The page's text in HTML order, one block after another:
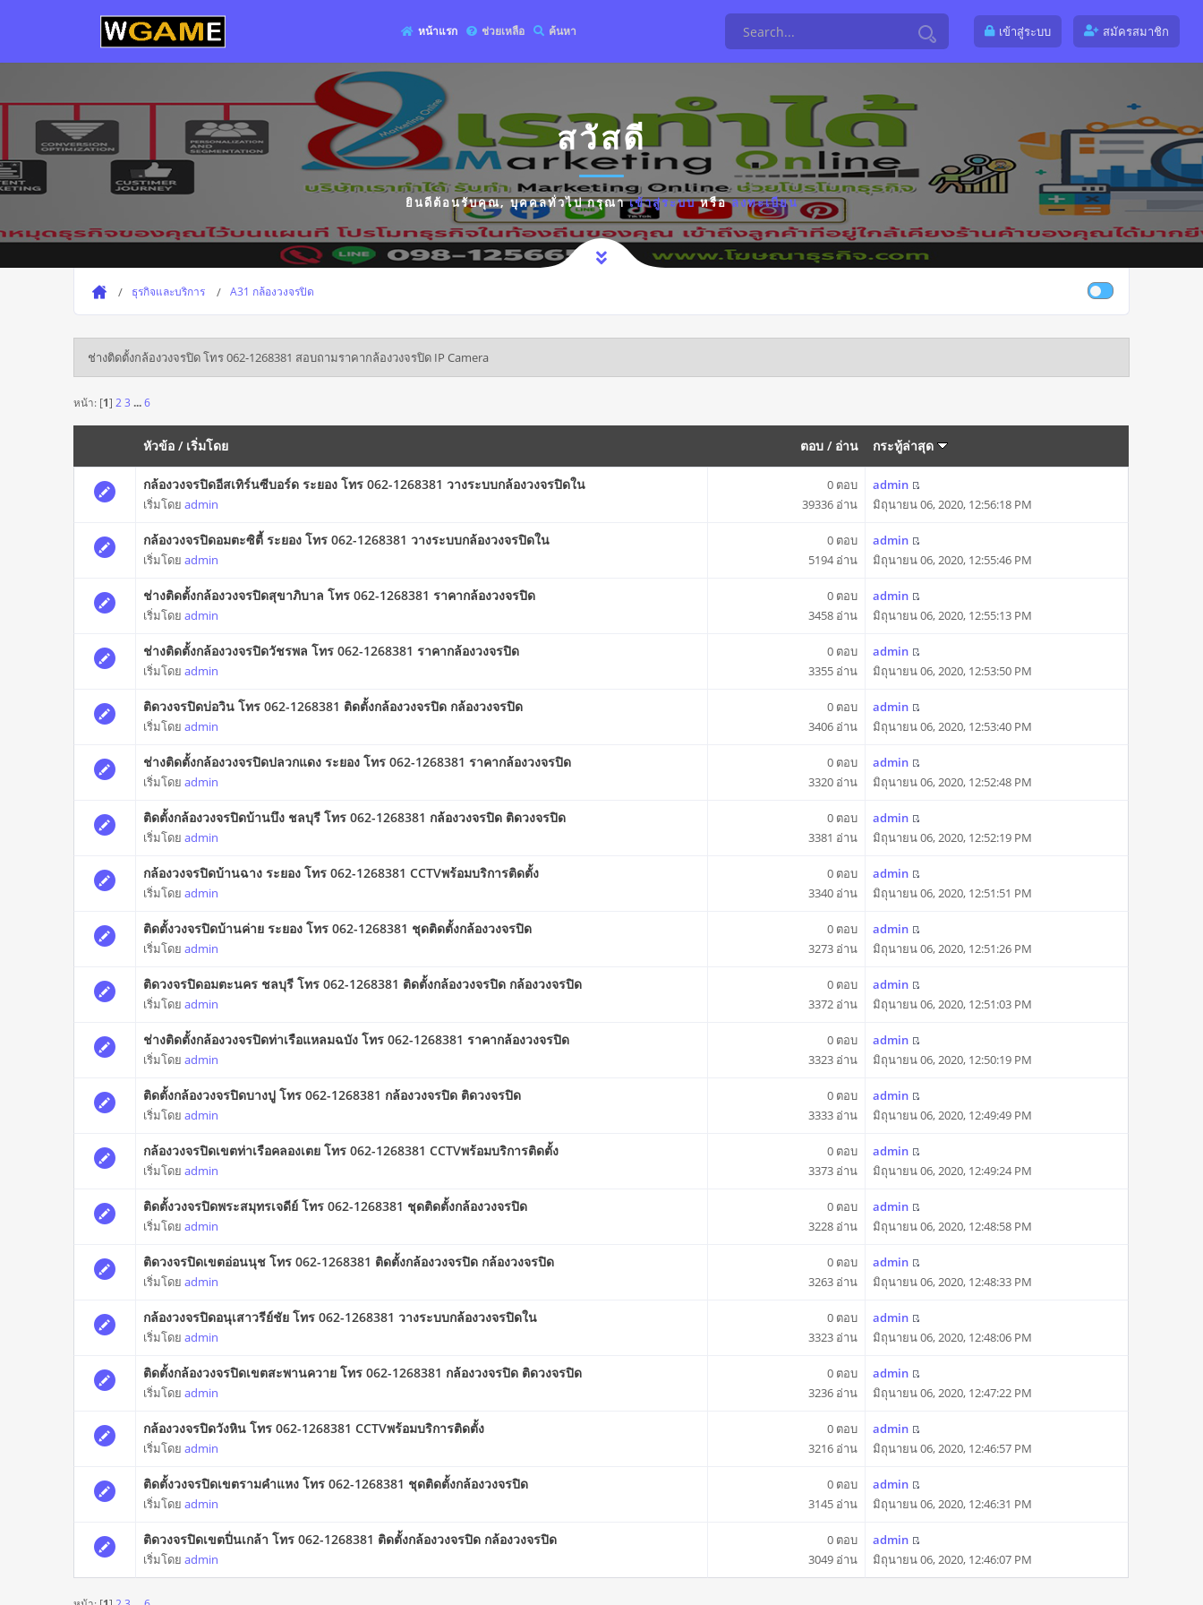
หน้าแรก ช่วยเหลือ ค้นหา เข้าสู่ระบบ สมัครสมาชิก
สวัสดี
ยินดีต้อนรับคุณ,บุคคลทั่วไปกรุณาเข้าสู่ระบบหรือลงทะเบียน
ธุรกิจและบริการ A31 กล้องวงจรปิด
ช่างติดตั้งกล้องวงจรปิด โทร 062-1268381 สอบถามราคากล้องวงจรปิด IP Camera
หน้า: [1] 2 3 ...6
หัวข้อ / เริ่มโดย ตอบ / อ่าน กระทู้ล่าสุด
กล้องวงจรปิดอีสเทิร์นซีบอร์ด ระยอง โทร 062-1268381 วางระบบกล้องวงจรปิดใน
เริ่มโดยadmin
0 ตอบ
39336 อ่าน
admin
มิถุนายน 06, 2020, 12:56:18 PM
กล้องวงจรปิดอมตะซิตี้ ระยอง โทร 062-1268381 วางระบบกล้องวงจรปิดใน
เริ่มโดยadmin
0 ตอบ
5194 อ่าน
admin
มิถุนายน 06, 2020, 12:55:46 PM
ช่างติดตั้งกล้องวงจรปิดสุขาภิบาล โทร 062-1268381 ราคากล้องวงจรปิด
เริ่มโดยadmin
0 ตอบ
3458 อ่าน
admin
มิถุนายน 06, 2020, 12:55:13 PM
ช่างติดตั้งกล้องวงจรปิดวัชรพล โทร 062-1268381 ราคากล้องวงจรปิด
เริ่มโดยadmin
0 ตอบ
3355 อ่าน
admin
มิถุนายน 06, 2020, 12:53:50 PM
ติดวงจรปิดบ่อวิน โทร 062-1268381 ติดตั้งกล้องวงจรปิด กล้องวงจรปิด
เริ่มโดยadmin
0 ตอบ
3406 อ่าน
admin
มิถุนายน 06, 2020, 12:53:40 PM
ช่างติดตั้งกล้องวงจรปิดปลวกแดง ระยอง โทร 062-1268381 ราคากล้องวงจรปิด
เริ่มโดยadmin
0 ตอบ
3320 อ่าน
admin
มิถุนายน 06, 2020, 12:52:48 PM
ติดตั้งกล้องวงจรปิดบ้านบึง ชลบุรี โทร 062-1268381 กล้องวงจรปิด ติดวงจรปิด
เริ่มโดยadmin
0 ตอบ
3381 อ่าน
admin
มิถุนายน 06, 2020, 12:52:19 PM
กล้องวงจรปิดบ้านฉาง ระยอง โทร 062-1268381 CCTVพร้อมบริการติดตั้ง
เริ่มโดยadmin
0 ตอบ
3340 อ่าน
admin
มิถุนายน 06, 2020, 12:51:51 PM
ติดตั้งวงจรปิดบ้านค่าย ระยอง โทร 062-1268381 ชุดติดตั้งกล้องวงจรปิด
เริ่มโดยadmin
0 ตอบ
3273 อ่าน
admin
มิถุนายน 06, 2020, 12:51:26 PM
ติดวงจรปิดอมตะนคร ชลบุรี โทร 062-1268381 ติดตั้งกล้องวงจรปิด กล้องวงจรปิด
เริ่มโดยadmin
0 ตอบ
3372 อ่าน
admin
มิถุนายน 06, 2020, 12:51:03 PM
ช่างติดตั้งกล้องวงจรปิดท่าเรือแหลมฉบัง โทร 062-1268381 ราคากล้องวงจรปิด
เริ่มโดยadmin
0 ตอบ
3323 อ่าน
admin
มิถุนายน 06, 2020, 12:50:19 PM
ติดตั้งกล้องวงจรปิดบางปู โทร 062-1268381 กล้องวงจรปิด ติดวงจรปิด
เริ่มโดยadmin
0 ตอบ
3333 อ่าน
admin
มิถุนายน 06, 2020, 12:49:49 PM
กล้องวงจรปิดเขตท่าเรือคลองเตย โทร 062-1268381 CCTVพร้อมบริการติดตั้ง
เริ่มโดยadmin
0 ตอบ
3373 อ่าน
admin
มิถุนายน 06, 2020, 12:49:24 PM
ติดตั้งวงจรปิดพระสมุทรเจดีย์ โทร 062-1268381 ชุดติดตั้งกล้องวงจรปิด
เริ่มโดยadmin
0 ตอบ
3228 อ่าน
admin
มิถุนายน 06, 2020, 12:48:58 PM
ติดวงจรปิดเขตอ่อนนุช โทร 062-1268381 ติดตั้งกล้องวงจรปิด กล้องวงจรปิด
เริ่มโดยadmin
0 ตอบ
3263 อ่าน
admin
มิถุนายน 06, 2020, 12:48:33 PM
กล้องวงจรปิดอนุเสาวรีย์ชัย โทร 062-1268381 วางระบบกล้องวงจรปิดใน
เริ่มโดยadmin
0 ตอบ
3323 อ่าน
admin
มิถุนายน 06, 2020, 12:48:06 PM
ติดตั้งกล้องวงจรปิดเขตสะพานควาย โทร 062-1268381 กล้องวงจรปิด ติดวงจรปิด
เริ่มโดยadmin
0 ตอบ
3236 อ่าน
admin
มิถุนายน 06, 2020, 12:47:22 PM
กล้องวงจรปิดวังหิน โทร 062-1268381 CCTVพร้อมบริการติดตั้ง
เริ่มโดยadmin
0 ตอบ
3216 อ่าน
admin
มิถุนายน 06, 2020, 12:46:57 PM
ติดตั้งวงจรปิดเขตรามคำแหง โทร 062-1268381 ชุดติดตั้งกล้องวงจรปิด
เริ่มโดยadmin
0 ตอบ
3145 อ่าน
admin
มิถุนายน 06, 2020, 12:46:31 PM
ติดวงจรปิดเขตปิ่นเกล้า โทร 062-1268381 ติดตั้งกล้องวงจรปิด กล้องวงจรปิด
เริ่มโดยadmin
0 ตอบ
3049 อ่าน
admin
มิถุนายน 06, 2020, 12:46:07 PM